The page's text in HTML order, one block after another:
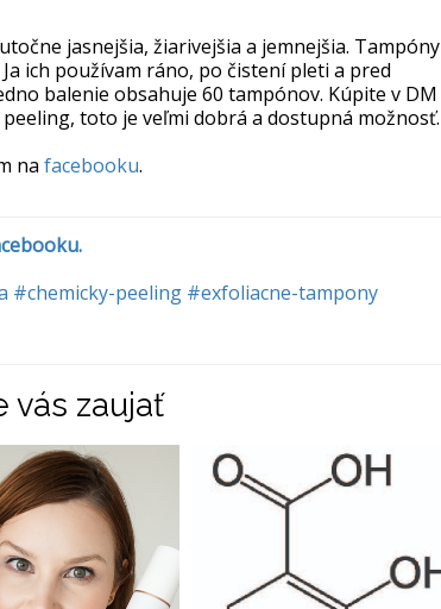
jasnejšia, žiarivejšia a jemnejšia. Tampóny
ich používam ráno, po čistení pleti a pred
balenie obsahuje 60 tampónov. Kúpite v DM
peeling, toto je veľmi dobrá a dostupná možnosť.
na facebooku.
#chemicky-peeling #exfoliacne-tampony
vás zaujať